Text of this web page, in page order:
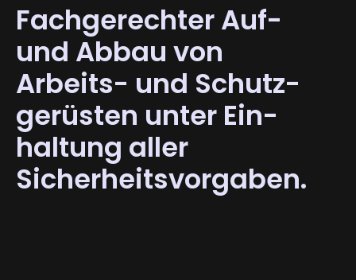
Fach­gerechter Auf-
und Abbau von
Arbeits- und Schutz­
gerüsten unter Ein­
haltung aller
Sicherheits­vorgaben.